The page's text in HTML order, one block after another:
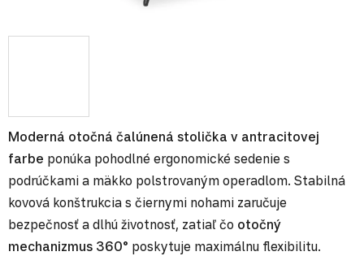
Moderná otočná čalúnená stolička v antracitovej
farbe ponúka pohodlné ergonomické sedenie s
podrúčkami a mäkko polstrovaným operadlom. Stabilná
kovová konštrukcia s čiernymi nohami zaručuje
bezpečnosť a dlhú životnosť, zatiaľ čo otočný
mechanizmus 360° poskytuje maximálnu flexibilitu.